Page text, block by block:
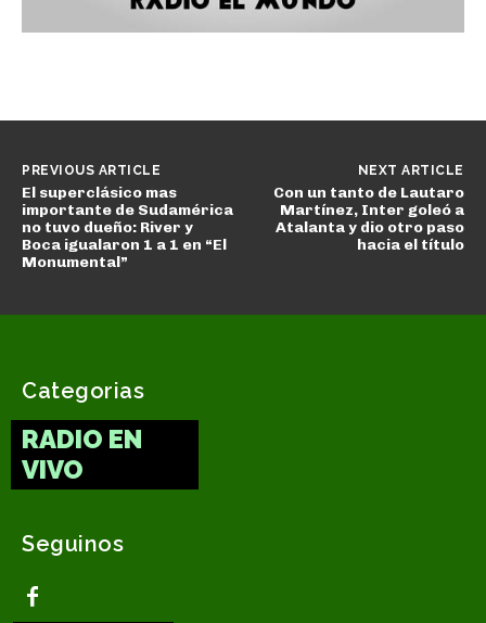
PREVIOUS ARTICLE
El superclásico mas
importante de Sudamérica
no tuvo dueño: River y
Boca igualaron 1 a 1 en “El
Monumental”
NEXT ARTICLE
Con un tanto de Lautaro
Martínez, Inter goleó a
Atalanta y dio otro paso
hacia el título
Categorias
RADIO EN
VIVO
Seguinos